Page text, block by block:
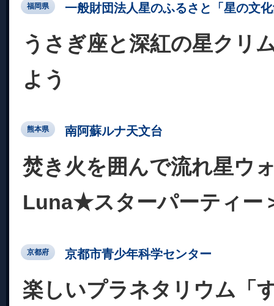
福岡県 一般財団法人星のふるさと「星の文
うさぎ座と深紅の星クリ
よう
熊本県 南阿蘇ルナ天文台
焚き火を囲んで流れ星ウ
Luna★スターパーティー
京都府 京都市青少年科学センター
楽しいプラネタリウム「